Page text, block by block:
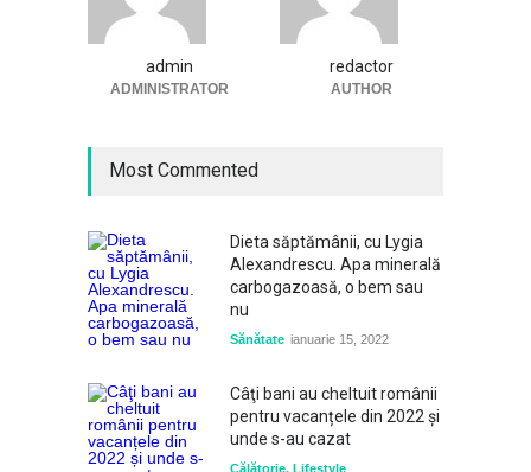
admin
ADMINISTRATOR
redactor
AUTHOR
Most Commented
Dieta săptămânii, cu Lygia
Alexandrescu. Apa minerală
carbogazoasă, o bem sau
nu
Sănătate ianuarie 15, 2022
Câţi bani au cheltuit românii
pentru vacanțele din 2022 și
unde s-au cazat
Călătorie, Lifestyle